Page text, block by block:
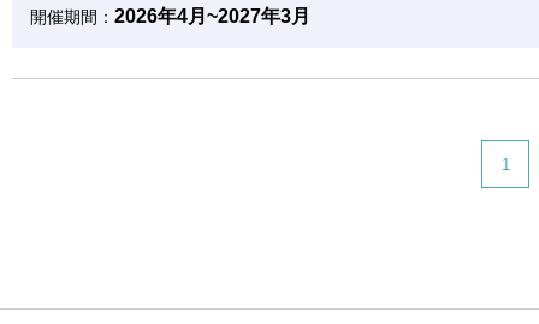
開催期間： 2026年4月~2027年3月
1